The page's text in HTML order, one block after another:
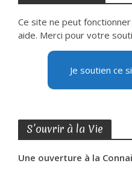
Ce site ne peut
aide. Merci pour votre
Je soutien ce
S’ouvrir à la Vie
Une ouverture à la